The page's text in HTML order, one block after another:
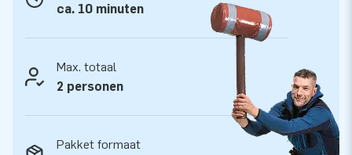
opblaasattracties op grootse wijze! Klanten zijn verzekerd
van onze professionele service en levering. Zij noemen ons
ca. 10 minuten
Max. totaal
2 personen
Pakket formaat